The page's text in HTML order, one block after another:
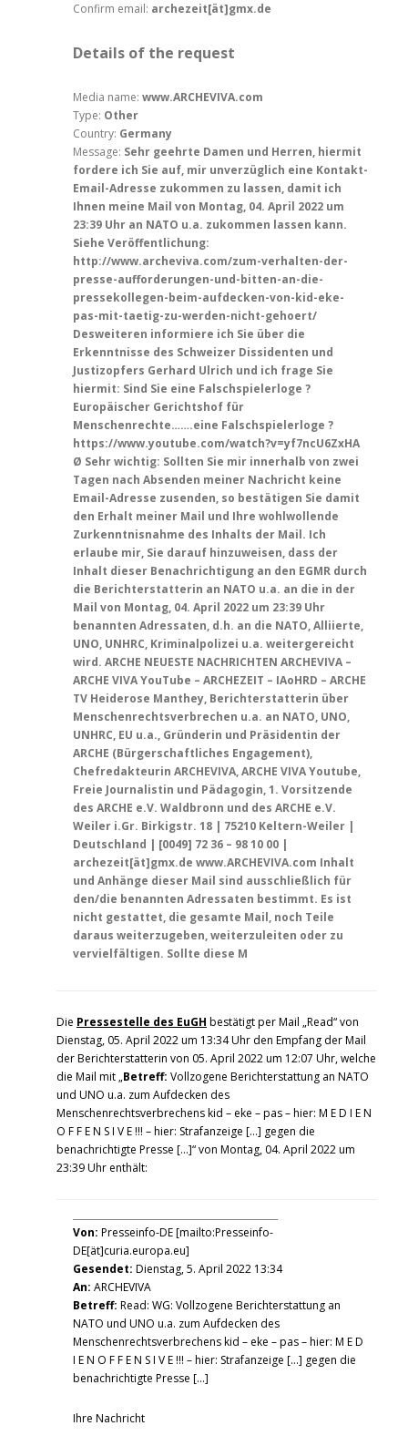
Confirm email: archezeit[ät]gmx.de
Details of the request
Media name: www.ARCHEVIVA.com
Type: Other
Country: Germany
Message: Sehr geehrte Damen und Herren, hiermit
fordere ich Sie auf, mir unverzüglich eine Kontakt-
Email-Adresse zukommen zu lassen, damit ich
Ihnen meine Mail von Montag, 04. April 2022 um
23:39 Uhr an NATO u.a. zukommen lassen kann.
Siehe Veröffentlichung:
http://www.archeviva.com/zum-verhalten-der-
presse-aufforderungen-und-bitten-an-die-
pressekollegen-beim-aufdecken-von-kid-eke-
pas-mit-taetig-zu-werden-nicht-gehoert/
Desweiteren informiere ich Sie über die
Erkenntnisse des Schweizer Dissidenten und
Justizopfers Gerhard Ulrich und ich frage Sie
hiermit: Sind Sie eine Falschspielerloge ?
Europäischer Gerichtshof für
Menschenrechte…….eine Falschspielerloge ?
https://www.youtube.com/watch?v=yf7ncU6ZxHA
Ø Sehr wichtig: Sollten Sie mir innerhalb von zwei
Tagen nach Absenden meiner Nachricht keine
Email-Adresse zusenden, so bestätigen Sie damit
den Erhalt meiner Mail und Ihre wohlwollende
Zurkenntnisnahme des Inhalts der Mail. Ich
erlaube mir, Sie darauf hinzuweisen, dass der
Inhalt dieser Benachrichtigung an den EGMR durch
die Berichterstatterin an NATO u.a. an die in der
Mail von Montag, 04. April 2022 um 23:39 Uhr
benannten Adressaten, d.h. an die NATO, Alliierte,
UNO, UNHRC, Kriminalpolizei u.a. weitergereicht
wird. ARCHE NEUESTE NACHRICHTEN ARCHEVIVA –
ARCHE VIVA YouTube – ARCHEZEIT – IAoHRD – ARCHE
TV Heiderose Manthey, Berichterstatterin über
Menschenrechtsverbrechen u.a. an NATO, UNO,
UNHRC, EU u.a., Gründerin und Präsidentin der
ARCHE (Bürgerschaftliches Engagement),
Chefredakteurin ARCHEVIVA, ARCHE VIVA Youtube,
Freie Journalistin und Pädagogin, 1. Vorsitzende
des ARCHE e.V. Waldbronn und des ARCHE e.V.
Weiler i.Gr. Birkigstr. 18 | 75210 Keltern-Weiler |
Deutschland | [0049] 72 36 – 98 10 00 |
archezeit[ät]gmx.de www.ARCHEVIVA.com Inhalt
und Anhänge dieser Mail sind ausschließlich für
den/die benannten Adressaten bestimmt. Es ist
nicht gestattet, die gesamte Mail, noch Teile
daraus weiterzugeben, weiterzuleiten oder zu
vervielfältigen. Sollte diese M
Die Pressestelle des EuGH bestätigt per Mail „Read“ von
Dienstag, 05. April 2022 um 13:34 Uhr den Empfang der Mail
der Berichterstatterin von 05. April 2022 um 12:07 Uhr, welche
die Mail mit „Betreff: Vollzogene Berichterstattung an NATO
und UNO u.a. zum Aufdecken des
Menschenrechtsverbrechens kid – eke – pas – hier: M E D I E N
O F F E N S I V E !!! – hier: Strafanzeige […] gegen die
benachrichtigte Presse […]“ von Montag, 04. April 2022 um
23:39 Uhr enthält:
Von: Presseinfo-DE [mailto:Presseinfo-
DE[ät]curia.europa.eu]
Gesendet: Dienstag, 5. April 2022 13:34
An: ARCHEVIVA
Betreff: Read: WG: Vollzogene Berichterstattung an
NATO und UNO u.a. zum Aufdecken des
Menschenrechtsverbrechens kid – eke – pas – hier: M E D
I E N O F F E N S I V E !!! – hier: Strafanzeige […] gegen die
benachrichtigte Presse […]
Ihre Nachricht